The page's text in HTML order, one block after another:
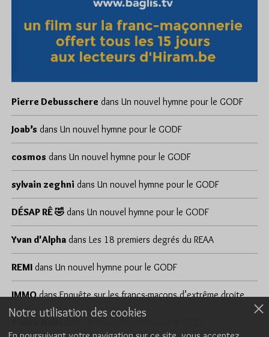
Pierre Debusschere dans Un nouvel hymne pour le GODF
Joab’s dans Un nouvel hymne pour le GODF
cosmos dans Un nouvel hymne pour le GODF
sylvain zeghni dans Un nouvel hymne pour le GODF
DÉSAP RÊ 🤣 dans Un nouvel hymne pour le GODF
Yvan d'Alpha dans Les 18 premiers degrés du REAA
REMI dans Un nouvel hymne pour le GODF
JMMOdansEnquête sur les francs-maçons d’extrême droite
Notre utilisation des cookies